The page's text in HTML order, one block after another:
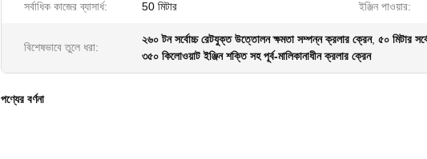
সর্বাধিক কাজের ব্যাসার্ধ: 50 মিটার ইঞ্জিন পাওয়ার:
বিশেষভাবে তুলে ধরা:
২৬০ টন সর্বোচ্চ রেটযুক্ত উত্তোলন ক্ষমতা সম্পন্ন ক্রলার ক্রেন, ৫০ মিটার
৩৫০ কিলোওয়াট ইঞ্জিন শক্তি সহ পূর্ব-মালিকানাধীন ক্রলার ক্রেন
পণ্যের বর্ণনা